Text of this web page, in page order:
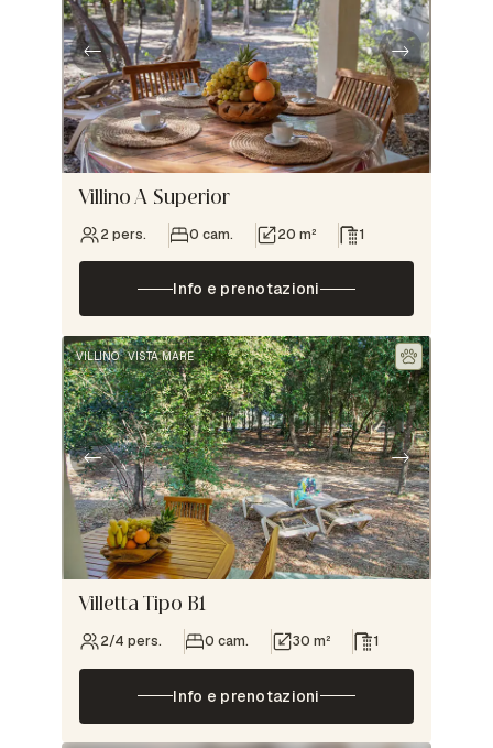
Villino A Superior
2 pers. 0 cam. 20 m² 1
Info e prenotazioni
VILLINO VISTA MARE
Villetta Tipo B1
2/4 pers. 0 cam. 30 m² 1
Info e prenotazioni